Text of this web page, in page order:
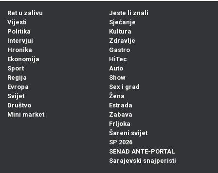
Rat u zalivu
Vijesti
Politika
Intervjui
Hronika
Ekonomija
Sport
Regija
Evropa
Svijet
Društvo
Mini market
Jeste li znali
Sjećanje
Kultura
Zdravlje
Gastro
HiTec
Auto
Show
Sex i grad
Žena
Estrada
Zabava
Frljoka
Šareni svijet
SP 2026
SENAD ANTE-PORTAL
Sarajevski snajperisti